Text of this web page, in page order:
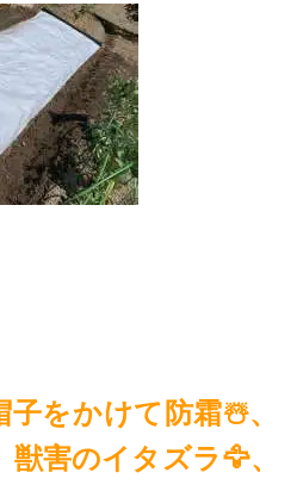
子をかけて防霜☃️、
害のイタズラ🦅、